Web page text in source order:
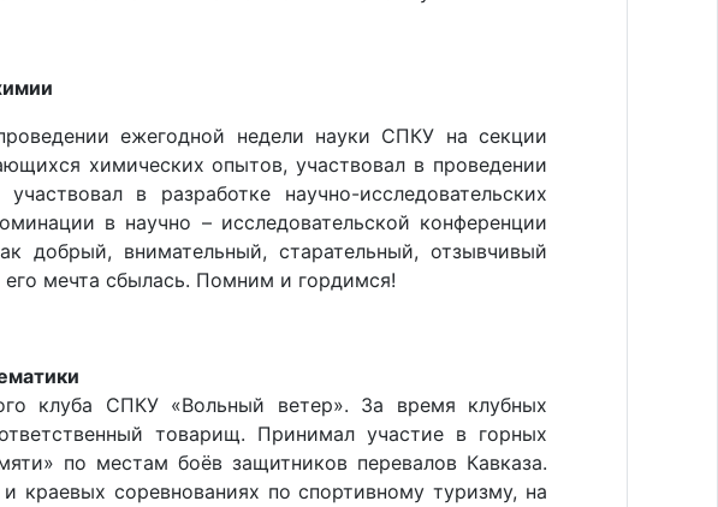
ежегодной недели науки СПКУ на секции
химических опытов, участвовал в проведении
в разработке научно-исследовательских
в научно – исследовательской конференции
добрый, внимательный, старательный, отзывчивый
мечта сбылась. Помним и гордимся!
клуба СПКУ «Вольный ветер». За время клубных
товарищ. Принимал участие в горных
по местам боёв защитников перевалов Кавказа.
краевых соревнованиях по спортивному туризму, на